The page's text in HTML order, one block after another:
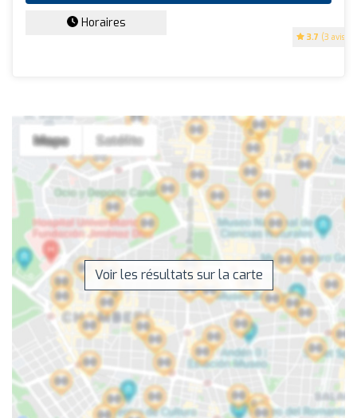
3.7 (3 avis)
Horaires
Voir les résultats sur la carte